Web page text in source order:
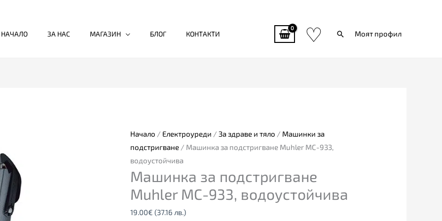
НАЧАЛО ЗА НАС МАГАЗИН БЛОГ КОНТАКТИ ♡ ТърсиМоят профил
Начало / Електроуреди / За здраве и тяло / Машинки за
подстригване / Машинка за подстригване Muhler MC-933,
водоустойчива
Машинка за подстригване
Muhler MC-933, водоустойчива
19.00€ (37.16 лв.)